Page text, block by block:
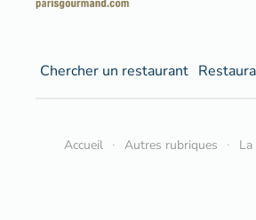
Chercher un restaurant
Accueil Autres rubriques